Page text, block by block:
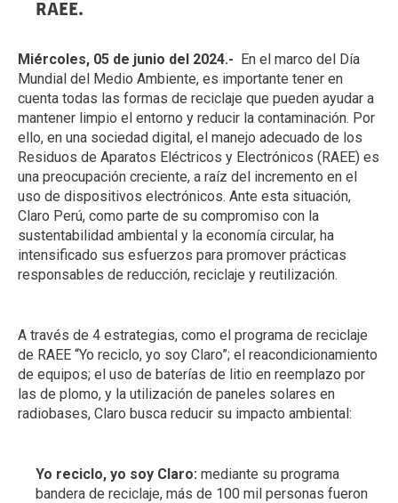
RAEE.
Miércoles, 05 de junio del 2024.- En el marco del Día
Mundial del Medio Ambiente, es importante tener en
cuenta todas las formas de reciclaje que pueden ayudar a
mantener limpio el entorno y reducir la contaminación. Por
ello, en una sociedad digital, el manejo adecuado de los
Residuos de Aparatos Eléctricos y Electrónicos (RAEE) es
una preocupación creciente, a raíz del incremento en el
uso de dispositivos electrónicos. Ante esta situación,
Claro Perú, como parte de su compromiso con la
sustentabilidad ambiental y la economía circular, ha
intensificado sus esfuerzos para promover prácticas
responsables de reducción, reciclaje y reutilización.
A través de 4 estrategias, como el programa de reciclaje
de RAEE “Yo reciclo, yo soy Claro”; el reacondicionamiento
de equipos; el uso de baterías de litio en reemplazo por
las de plomo, y la utilización de paneles solares en
radiobases, Claro busca reducir su impacto ambiental:
Yo reciclo, yo soy Claro: mediante su programa
bandera de reciclaje, más de 100 mil personas fueron